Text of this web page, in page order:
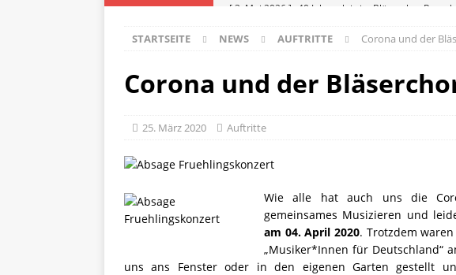
[ 3. Mai 2026 ] Klein, aber fein AUFTRITTE
STARTSEITE NEWS AUFTRITTE Corona und der
Corona und der
25. März 2020 Auftritte
Wie alle hat auch uns die
gemeinsames Musizieren und
am 04. April 2020. Trotzdem
„Musiker*Innen für Deutschland“
uns ans Fenster oder in den eigenen Garten gestellt